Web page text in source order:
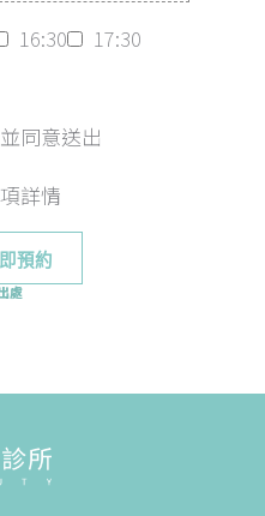
16:30
17:30
同意送出
詳情
處